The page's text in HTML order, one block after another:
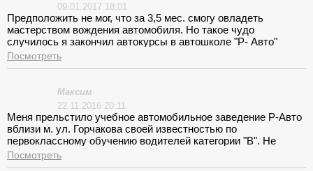
09.01.2017 18:01
Предположить не мог, что за 3,5 мес. смогу овладеть
мастерством вождения автомобиля. Но такое чудо
случилось я закончил автокурсы в автошколе "Р- Авто"
Бунинская алея и езжу припеваючи в интенсивном городском
потоке. Дружелюбная и располагающая обстановка, а также
становлении меня автолюбителем. Цена всему этому в
денежном эквиваленте 34100. руб.
Посмотреть
Максим
22.11.2016 20:11
Меня прельстило учебное автомобильное заведение Р-Авто
вблизи м. ул. Горчакова своей известностью по
первоклассному обучению водителей категории "В". Не
дорого, качественно и надёжно. Через 3 мес. после подачи
документов, пройдя успешно теорию, под чутким
Посмотреть